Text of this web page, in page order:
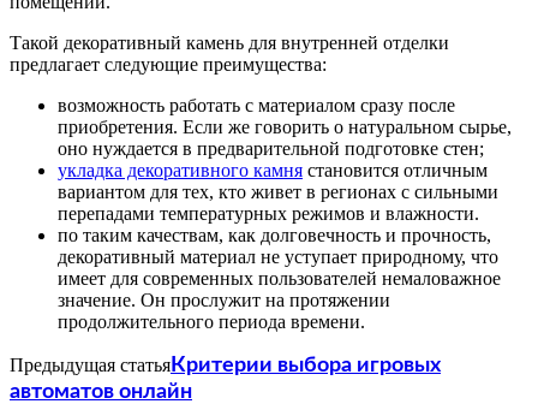
Такой декоративный камень для внутренней отделки
предлагает следующие преимущества:
возможность работать с материалом сразу после
приобретения. Если же говорить о натуральном сырье,
оно нуждается в предварительной подготовке стен;
укладка декоративного камня становится отличным
вариантом для тех, кто живет в регионах с сильными
перепадами температурных режимов и влажности.
по таким качествам, как долговечность и прочность,
декоративный материал не уступает природному, что
имеет для современных пользователей немаловажное
значение. Он прослужит на протяжении
продолжительного периода времени.
Предыдущая статьяКритерии выбора игровых
автоматов онлайн